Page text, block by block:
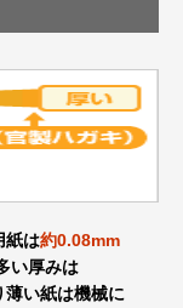
紙は約0.08mm
い厚みは
い紙は機械に